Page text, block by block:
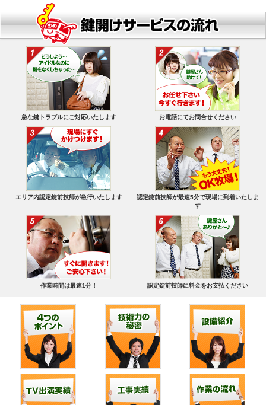
急な鍵トラブルにご対応いたします お電話にてお問合せください
エリア内認定錠前技師が急行いたします
認定錠前技師が最速5分で現場に到着いたしま
す
作業時間は最速1分！ 認定錠前技師に料金をお支払ください